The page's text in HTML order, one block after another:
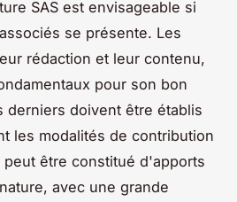
SAS est envisageable si
se présente. Les
rédaction et leur contenu,
pour son bon
derniers doivent être établis
les modalités de contribution
peut être constitué d'apports
avec une grande